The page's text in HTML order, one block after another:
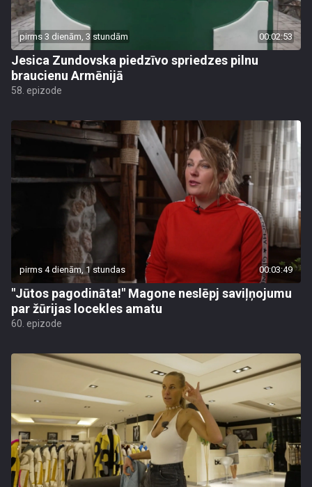
pirms 3 dienām, 3 stundām 00:02:53
Jesica Zundovska piedzīvo spriedzes pilnu
braucienu Armēnijā
58. epizode
pirms 4 dienām, 1 stundas 00:03:49
"Jūtos pagodināta!" Magone neslēpj saviļņojumu
par žūrijas locekles amatu
60. epizode